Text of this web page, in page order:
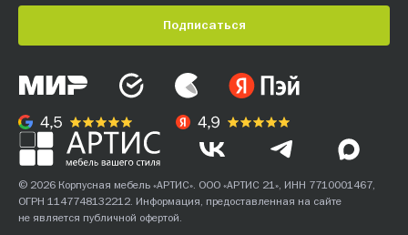
Подписаться
© 2026 Корпусная мебель «АРТИС». ООО «АРТИС 21», ИНН 7710001467,
ОГРН 1147748132212. Информация, предоставленная на сайте
не является публичной офертой.